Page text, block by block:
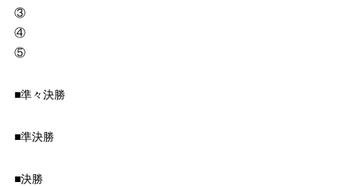
③
④
⑤
■準々決勝
■準決勝
■決勝